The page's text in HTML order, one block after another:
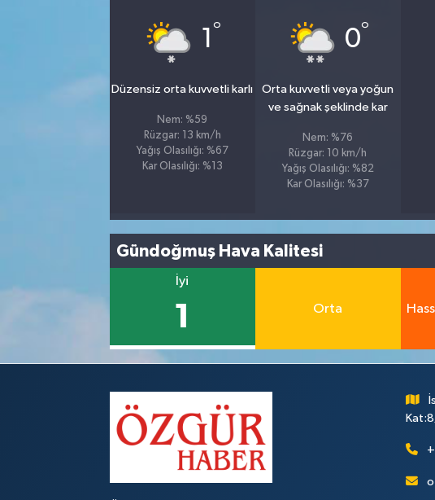
1 °
Düzensiz orta kuvvetli karlı
Nem: %59
Rüzgar: 13 km/h
Yağış Olasılığı: %67
Kar Olasılığı: %13
0°
Orta kuvvetli veya yoğun
ve sağnak şeklinde kar
Nem: %76
Rüzgar: 10 km/h
Yağış Olasılığı: %82
Kar Olasılığı: %37
Gündoğmuş Hava Kalitesi
İyi
1 Orta